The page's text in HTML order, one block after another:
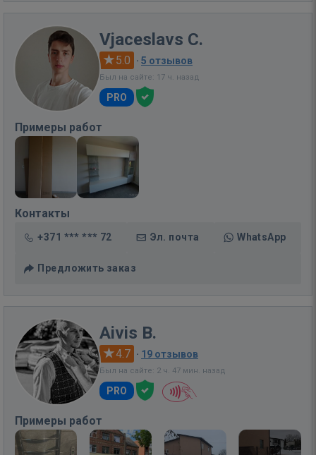
Vjaceslavs C.
5.0 · 5 отзывов
Был на сайте: 17 ч. назад
PRO
Примеры работ
Контакты
+371 *** *** 72 Эл. почта WhatsApp
Предложить заказ
Aivis B.
4.7 · 19 отзывов
Был на сайте: 2 ч. 47 мин. назад
PRO
Примеры работ